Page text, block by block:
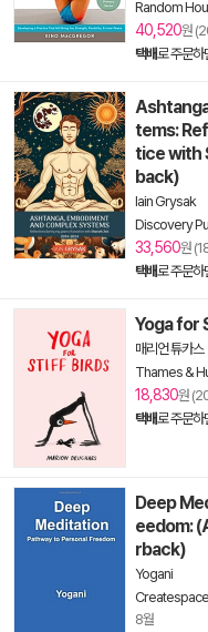
Random
40,520원
택배로 주문하
tems:
tice with
back)
Iain Grysak
Discovery
33,560원
택배로 주문하
Yoga for
매리언 튜카스
Thames &
18,830원
택배로 주문하
Deep
eedom:
rback)
Yogani
8월